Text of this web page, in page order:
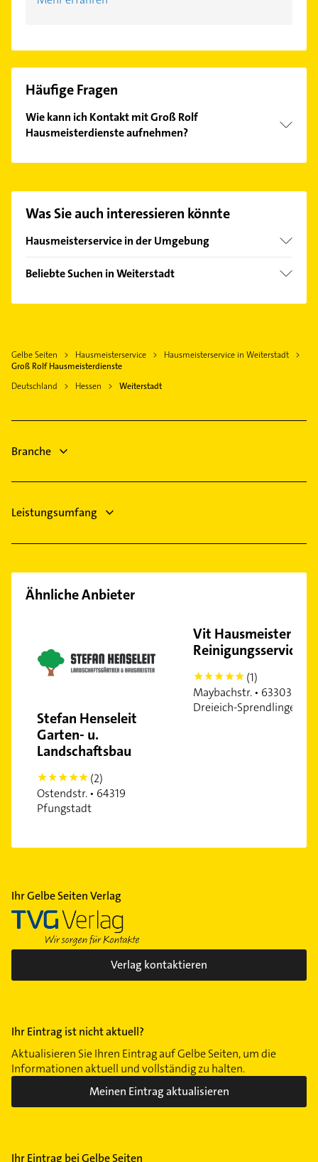
Häufige Fragen
Wie kann ich Kontakt mit Groß Rolf
Hausmeisterdienste aufnehmen?
Hier finden Sie alleKontaktdaten
Was Sie auch interessieren könnte
Hausmeisterservice in der Umgebung
Büttelborn
Darmstadt
Riedstadt
Langen (Hessen)
Messel
Mühltal Hessen
Beliebte Suchen in Weiterstadt
Putzfrau
Fensterbauer
Maler
Physikalische Therapie
Gelbe Seiten Hausmeisterservice
Hausmeisterservice in Weiterstadt
Groß Rolf Hausmeisterdienste
Deutschland
Hessen Weiterstadt
Branche
Leistungsumfang
Ähnliche Anbieter
Stefan Henseleit
Garten- u.
Landschaftsbau
5
(2)
Ostendstr. • 64319
Pfungstadt
Vit Hausmeister &
Reinigungsservice
5
(1)
Maybachstr. • 63303
Dreieich-Sprendlingen
Ihr Gelbe Seiten Verlag
Verlag kontaktieren
Ihr Eintrag ist nicht aktuell?
Aktualisieren Sie Ihren Eintrag auf Gelbe Seiten, um die
Informationen aktuell und vollständig zu halten.
Meinen Eintrag aktualisieren
Ihr Eintrag bei Gelbe Seiten